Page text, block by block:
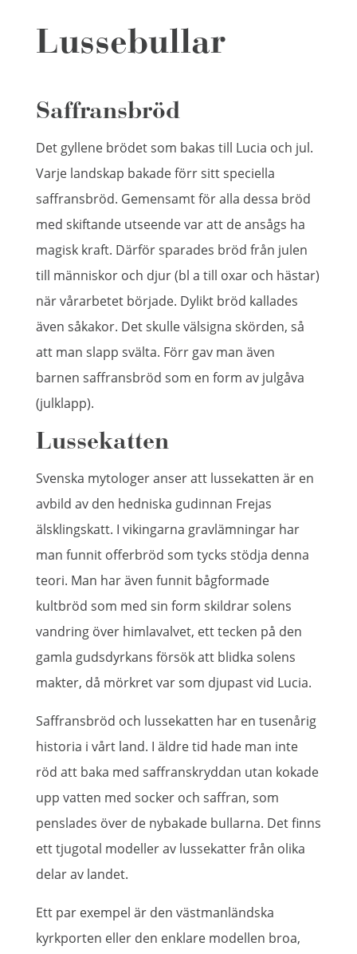
Lussebullar
Saffransbröd
Det gyllene brödet som bakas till Lucia och jul.
Varje landskap bakade förr sitt speciella
saffransbröd. Gemensamt för alla dessa bröd
med skiftande utseende var att de ansågs ha
magisk kraft. Därför sparades bröd från julen
till människor och djur (bl a till oxar och hästar)
när vårarbetet började. Dylikt bröd kallades
även såkakor. Det skulle välsigna skörden, så
att man slapp svälta. Förr gav man även
barnen saffransbröd som en form av julgåva
(julklapp).
Lussekatten
Svenska mytologer anser att lussekatten är en
avbild av den hedniska gudinnan Frejas
älsklingskatt. I vikingarna gravlämningar har
man funnit offerbröd som tycks stödja denna
teori. Man har även funnit bågformade
kultbröd som med sin form skildrar solens
vandring över himlavalvet, ett tecken på den
gamla gudsdyrkans försök att blidka solens
makter, då mörkret var som djupast vid Lucia.
Saffransbröd och lussekatten har en tusenårig
historia i vårt land. I äldre tid hade man inte
röd att baka med saffranskryddan utan kokade
upp vatten med socker och saffran, som
penslades över de nybakade bullarna. Det finns
ett tjugotal modeller av lussekatter från olika
delar av landet.
Ett par exempel är den västmanländska
kyrkporten eller den enklare modellen broa,